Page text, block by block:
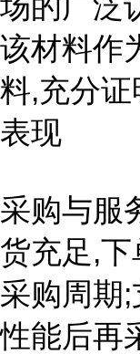
该材料作
料,充分
表现
采购与服
货充足,
采购周期
性能后再